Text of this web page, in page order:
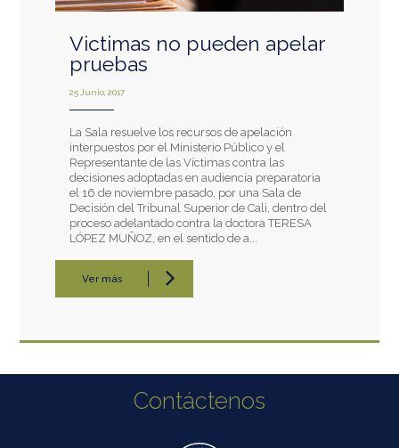
Victimas no pueden apelar
pruebas
25 Junio, 2017
La Sala resuelve los recursos de apelación
interpuestos por el Ministerio Público y el
Representante de las Víctimas contra las
decisiones adoptadas en audiencia preparatoria
el 16 de noviembre pasado, por una Sala de
Decisión del Tribunal Superior de Cali, dentro del
proceso adelantado contra la doctora TERESA
LÓPEZ MUÑOZ, en el sentido de a...
Ver más
Contáctenos